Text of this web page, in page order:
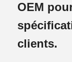
OEM
clients.